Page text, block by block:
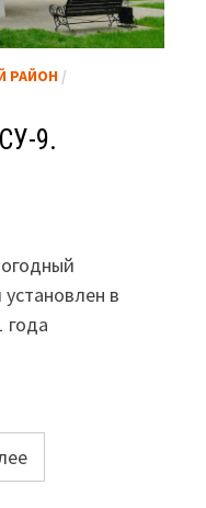
РАЙОН /
9.
в
года